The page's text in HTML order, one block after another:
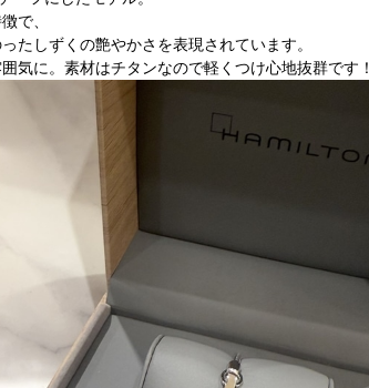
で、
たしずくの艶やかさを表現されています。
気に。素材はチタンなので軽くつけ心地抜群です！